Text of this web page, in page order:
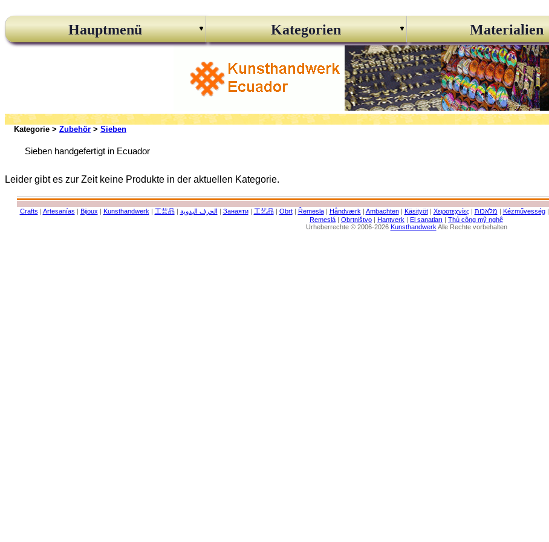
Hauptmenü Kategorien Materialien
Kategorie > Zubehör > Sieben
Sieben handgefertigt in Ecuador
Leider gibt es zur Zeit keine Produkte in der aktuellen Kategorie.
Crafts | Artesanías | Bijoux | Kunsthandwerk | 工芸品| الحرف اليدوية | Занаяти| 工艺品| Obrt| Řemesla| Håndværk | Ambachten| Käsityöt| Χειροτεχνίες| מלאכות | Kézművesség|
Remeslá | Obrtništvo | Hantverk | El sanatları | Thủ công mỹ nghệ
Urheberrechte © 2006-2026 Kunsthandwerk Alle Rechte vorbehalten